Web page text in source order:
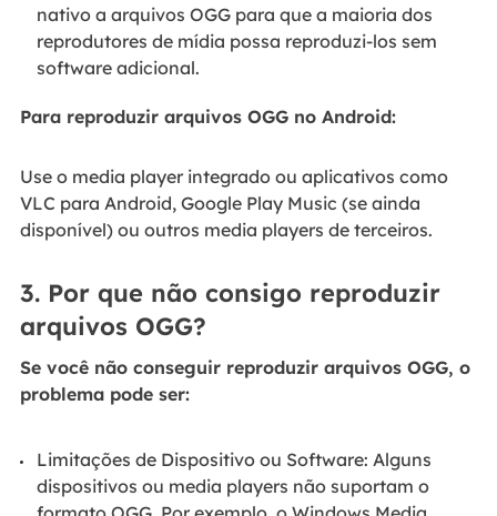
nativo a arquivos OGG para que a maioria dos
reprodutores de mídia possa reproduzi-los sem
software adicional.
Para reproduzir arquivos OGG no Android:
Use o media player integrado ou aplicativos como
VLC para Android, Google Play Music (se ainda
disponível) ou outros media players de terceiros.
3. Por que não consigo reproduzir
arquivos OGG?
Se você não conseguir reproduzir arquivos OGG, o
problema pode ser:
Limitações de Dispositivo ou Software: Alguns
dispositivos ou media players não suportam o